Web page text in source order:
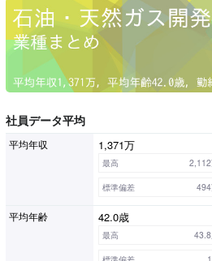
社員データ平均
平均年収 1,371万
最高
標準偏差
平均年齢 42.0歳
最高